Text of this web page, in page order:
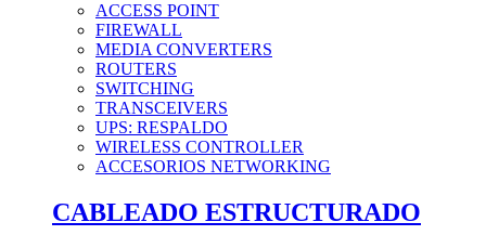
ACCESS POINT
FIREWALL
MEDIA CONVERTERS
ROUTERS
SWITCHING
TRANSCEIVERS
UPS: RESPALDO
WIRELESS CONTROLLER
ACCESORIOS NETWORKING
CABLEADO ESTRUCTURADO